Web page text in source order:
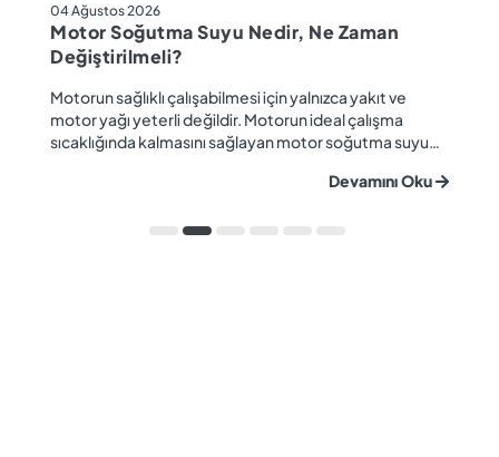
04 Ağustos 2026
Motor Soğutma Suyu Nedir, Ne Zaman
Değiştirilmeli?
Motorun sağlıklı çalışabilmesi için yalnızca yakıt ve
motor yağı yeterli değildir. Motorun ideal çalışma
sıcaklığında kalmasını sağlayan motor soğutma suyu
önem taşır. Düzenli olarak kontrol edilmeyen veya
korozyon, motor arızaları ve yüksek onarım ma...
Devamını Oku